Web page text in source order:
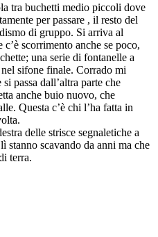
tra buchetti medio piccoli dove
per passare , il resto del
di gruppo. Si arriva al
scorrimento anche se poco,
una serie di fontanelle a
sifone finale. Corrado mi
passa dall’altra parte che
anche buio nuovo, che
Questa c’è chi l’ha fatta in
delle strisce segnaletiche a
stanno scavando da anni ma che
terra.